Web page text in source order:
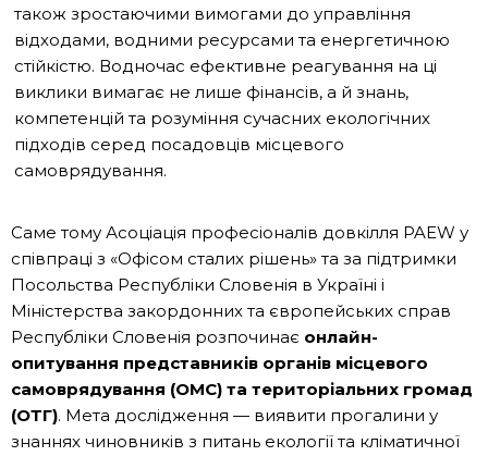
також зростаючими вимогами до управління
відходами, водними ресурсами та енергетичною
стійкістю. Водночас ефективне реагування на ці
виклики вимагає не лише фінансів, а й знань,
компетенцій та розуміння сучасних екологічних
підходів серед посадовців місцевого
самоврядування.
Саме тому Асоціація професіоналів довкілля PAEW у
співпраці з «Офісом сталих рішень» та за підтримки
Посольства Республіки Словенія в Україні і
Міністерства закордонних та європейських справ
Республіки Словенія розпочинає онлайн-
опитування представників органів місцевого
самоврядування (ОМС) та територіальних громад
(ОТГ). Мета дослідження — виявити прогалини у
знаннях чиновників з питань екології та кліматичної